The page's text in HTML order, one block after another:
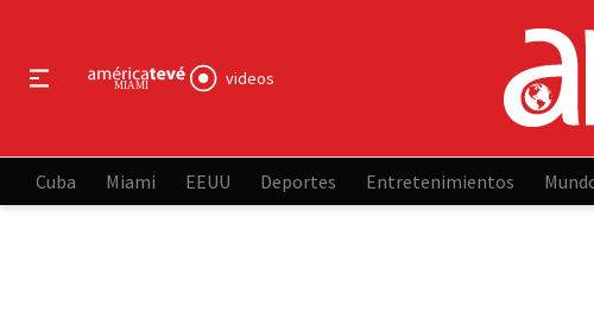
videos
Cuba Miami EEUU Deportes Entretenimientos